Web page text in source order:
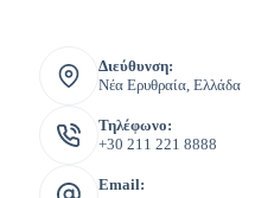
Διεύθυνση:
Νέα Ερυθραία, Ελλάδα
Τηλέφωνο:
+30 211 221 8888
Email: